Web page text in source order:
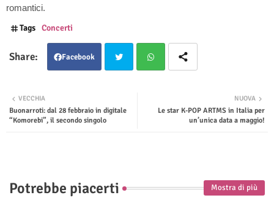
romantici.
Tags Concerti
Facebook
ter
NUOVA
Le star K-POP ARTMS in Italia per
un’unica data a maggio!
VECCHIA
Buonarroti: dal 28 febbraio in digitale
“Komorebi”, il secondo singolo
Potrebbe piacerti Mostra di più